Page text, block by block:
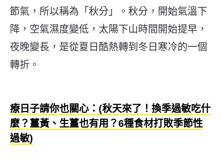
節氣，所以稱為「秋分」。秋分，開始氣溫下
降，空氣濕度變低，太陽下山時間開始提早，
夜晚變長，是從夏日酷熱轉到冬日寒冷的一個
轉折。
療日子請你也關心：(秋天來了！換季過敏吃什
麼？薑黃、生薑也有用？6種食材打敗季節性
過敏)